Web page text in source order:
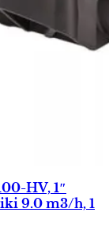
HV, 1″
9.0 m3/h, 1